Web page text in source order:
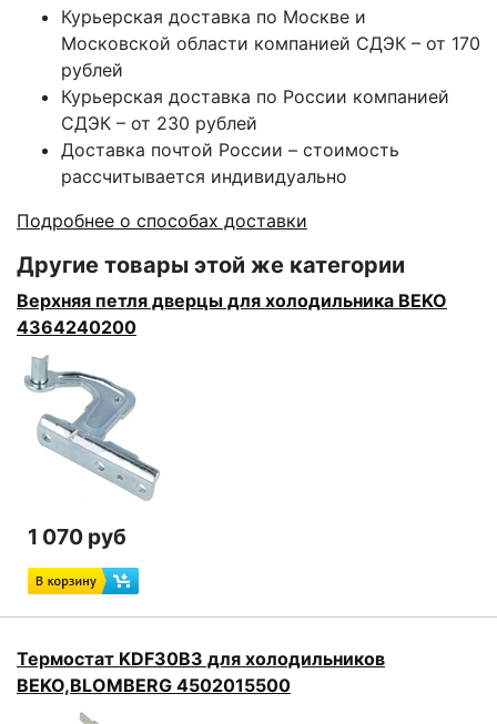
Курьерская доставка по Москве и
Московской области компанией СДЭК – от 170
рублей
Курьерская доставка по России компанией
СДЭК – от 230 рублей
Доставка почтой России – стоимость
рассчитывается индивидуально
Подробнее о способах доставки
Другие товары этой же категории
Верхняя петля дверцы для холодильника BEKO
4364240200
1 070 руб
Термостат KDF30B3 для холодильников
BEKO,BLOMBERG 4502015500